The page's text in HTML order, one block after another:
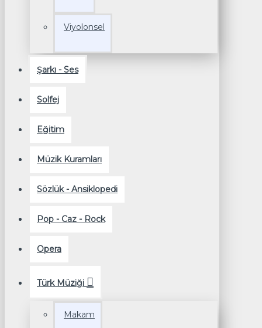
Viyolonsel
Şarkı - Ses
Solfej
Eğitim
Müzik Kuramları
Sözlük - Ansiklopedi
Pop - Caz - Rock
Opera
Türk Müziği
Makam